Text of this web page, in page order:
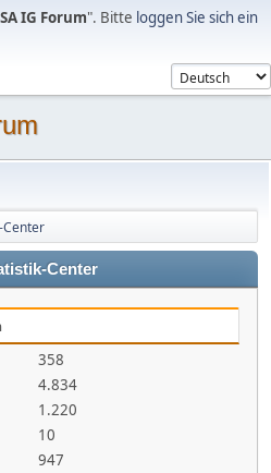
IG Forum". Bitte loggen Sie sich ein
Center
358
4.834
1.220
10
947